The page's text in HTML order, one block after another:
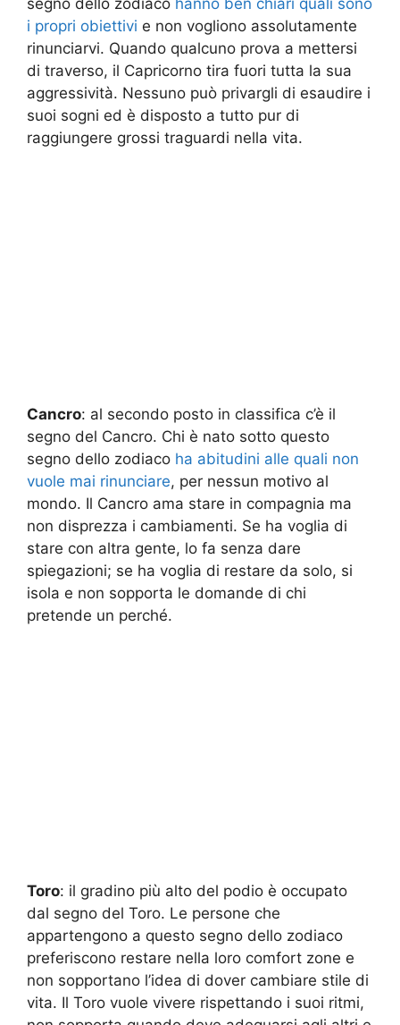
segno dello zodiaco hanno ben chiari quali sono
i propri obiettivi e non vogliono assolutamente
rinunciarvi. Quando qualcuno prova a mettersi
di traverso, il Capricorno tira fuori tutta la sua
aggressività. Nessuno può privargli di esaudire i
suoi sogni ed è disposto a tutto pur di
raggiungere grossi traguardi nella vita.
Cancro: al secondo posto in classifica c’è il
segno del Cancro. Chi è nato sotto questo
segno dello zodiaco ha abitudini alle quali non
vuole mai rinunciare, per nessun motivo al
mondo. Il Cancro ama stare in compagnia ma
non disprezza i cambiamenti. Se ha voglia di
stare con altra gente, lo fa senza dare
spiegazioni; se ha voglia di restare da solo, si
isola e non sopporta le domande di chi
pretende un perché.
Toro: il gradino più alto del podio è occupato
dal segno del Toro. Le persone che
appartengono a questo segno dello zodiaco
preferiscono restare nella loro comfort zone e
non sopportano l’idea di dover cambiare stile di
vita. Il Toro vuole vivere rispettando i suoi ritmi,